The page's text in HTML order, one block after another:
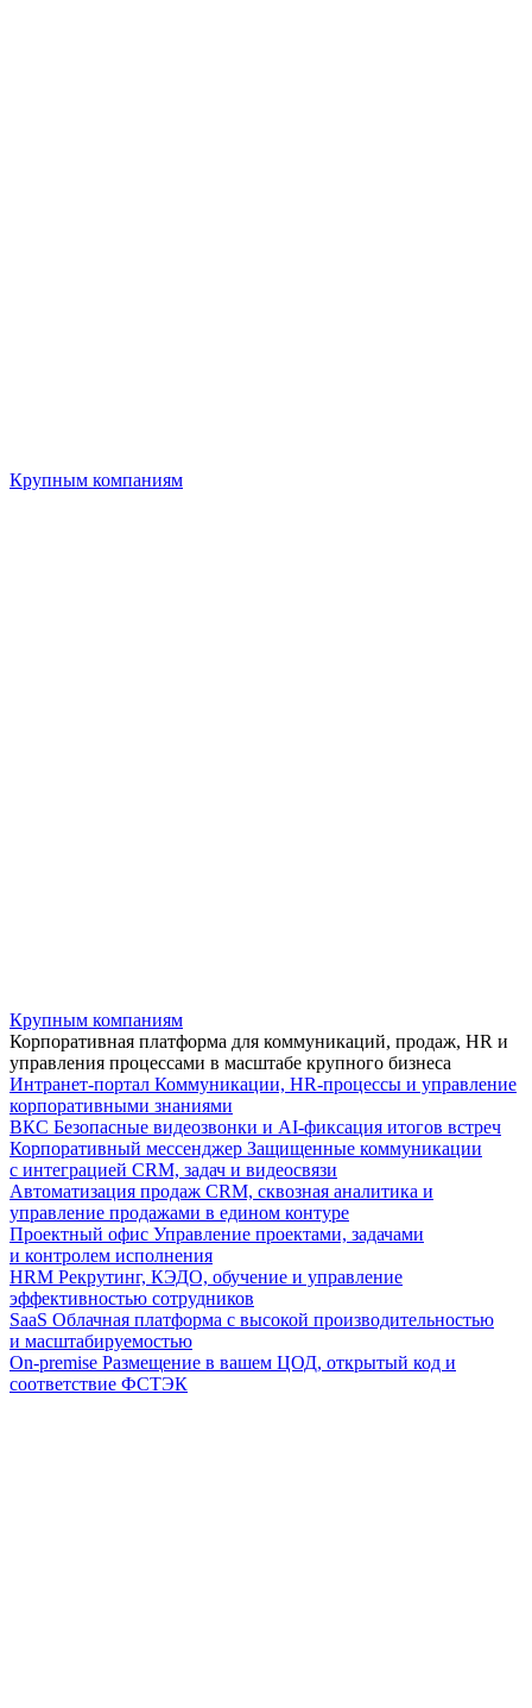
Крупным компаниям
Крупным компаниям
Корпоративная платформа для коммуникаций, продаж, HR и
управления процессами в масштабе крупного бизнеса
Интранет-портал Коммуникации, HR-процессы и управление
корпоративными знаниями
ВКС Безопасные видеозвонки и AI-фиксация итогов встреч
Корпоративный мессенджер Защищенные коммуникации
с интеграцией CRM, задач и видеосвязи
Автоматизация продаж CRM, сквозная аналитика и
управление продажами в едином контуре
Проектный офис Управление проектами, задачами
и контролем исполнения
HRM Рекрутинг, КЭДО, обучение и управление
эффективностью сотрудников
SaaS Облачная платформа с высокой производительностью
и масштабируемостью
On-premise Размещение в вашем ЦОД, открытый код и
соответствие ФСТЭК